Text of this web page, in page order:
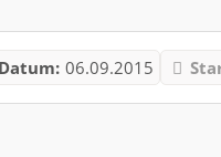
Datum: 06.09.2015